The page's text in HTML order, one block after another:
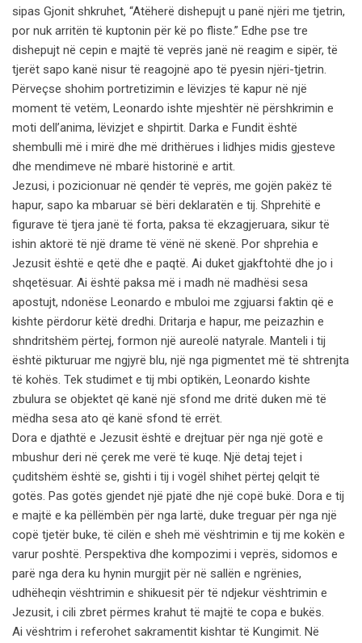
sipas Gjonit shkruhet, “Atëherë dishepujt u panë njëri me tjetrin,
por nuk arritën të kuptonin për kë po fliste.” Edhe pse tre
dishepujt në cepin e majtë të veprës janë në reagim e sipër, të
tjerët sapo kanë nisur të reagojnë apo të pyesin njëri-tjetrin.
Përveçse shohim portretizimin e lëvizjes të kapur në një
moment të vetëm, Leonardo ishte mjeshtër në përshkrimin e
moti dell’anima, lëvizjet e shpirtit. Darka e Fundit është
shembulli më i mirë dhe më drithërues i lidhjes midis gjesteve
dhe mendimeve në mbarë historinë e artit.
Jezusi, i pozicionuar në qendër të veprës, me gojën pakëz të
hapur, sapo ka mbaruar së bëri deklaratën e tij. Shprehitë e
figurave të tjera janë të forta, paksa të ekzagjeruara, sikur të
ishin aktorë të një drame të vënë në skenë. Por shprehia e
Jezusit është e qetë dhe e paqtë. Ai duket gjakftohtë dhe jo i
shqetësuar. Ai është paksa më i madh në madhësi sesa
apostujt, ndonëse Leonardo e mbuloi me zgjuarsi faktin që e
kishte përdorur këtë dredhi. Dritarja e hapur, me peizazhin e
shndritshëm përtej, formon një aureolë natyrale. Manteli i tij
është pikturuar me ngjyrë blu, një nga pigmentet më të shtrenjta
të kohës. Tek studimet e tij mbi optikën, Leonardo kishte
zbulura se objektet që kanë një sfond me dritë duken më të
mëdha sesa ato që kanë sfond të errët.
Dora e djathtë e Jezusit është e drejtuar për nga një gotë e
mbushur deri në çerek me verë të kuqe. Një detaj tejet i
çuditshëm është se, gishti i tij i vogël shihet përtej qelqit të
gotës. Pas gotës gjendet një pjatë dhe një copë bukë. Dora e tij
e majtë e ka pëllëmbën për nga lartë, duke treguar për nga një
copë tjetër buke, të cilën e sheh më vështrimin e tij me kokën e
varur poshtë. Perspektiva dhe kompozimi i veprës, sidomos e
parë nga dera ku hynin murgjit për në sallën e ngrënies,
udhëheqin vështrimin e shikuesit për të ndjekur vështrimin e
Jezusit, i cili zbret përmes krahut të majtë te copa e bukës.
Ai vështrim i referohet sakramentit kishtar të Kungimit. Në